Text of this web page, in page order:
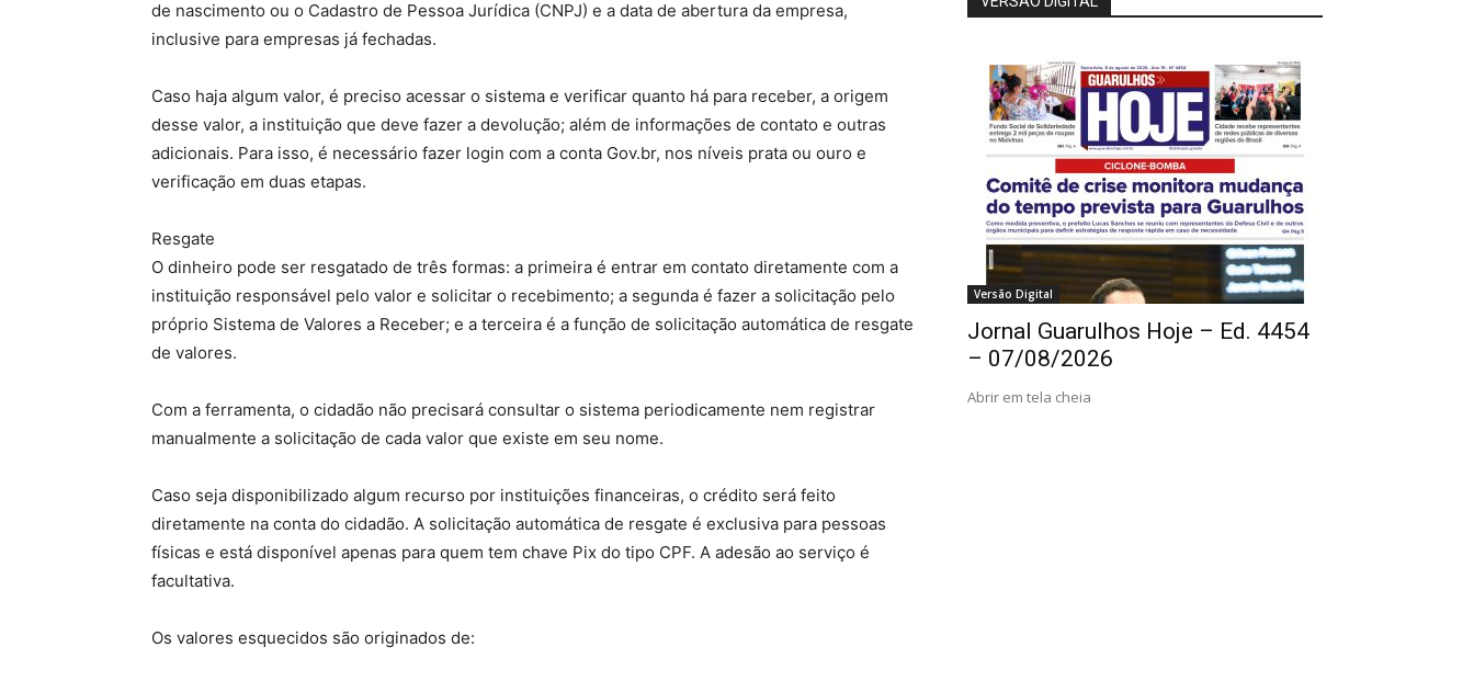
de nascimento ou o Cadastro de Pessoa Jurídica (CNPJ) e a data de abertura da empresa,
inclusive para empresas já fechadas.
Caso haja algum valor, é preciso acessar o sistema e verificar quanto há para receber, a origem
desse valor, a instituição que deve fazer a devolução; além de informações de contato e outras
adicionais. Para isso, é necessário fazer login com a conta Gov.br, nos níveis prata ou ouro e
verificação em duas etapas.
Resgate
O dinheiro pode ser resgatado de três formas: a primeira é entrar em contato diretamente com a
instituição responsável pelo valor e solicitar o recebimento; a segunda é fazer a solicitação pelo
próprio Sistema de Valores a Receber; e a terceira é a função de solicitação automática de resgate
de valores.
Com a ferramenta, o cidadão não precisará consultar o sistema periodicamente nem registrar
manualmente a solicitação de cada valor que existe em seu nome.
Caso seja disponibilizado algum recurso por instituições financeiras, o crédito será feito
diretamente na conta do cidadão. A solicitação automática de resgate é exclusiva para pessoas
físicas e está disponível apenas para quem tem chave Pix do tipo CPF. A adesão ao serviço é
facultativa.
Os valores esquecidos são originados de:
Versão Digital
Jornal Guarulhos Hoje – Ed. 4454
– 07/08/2026
Abrir em tela cheia